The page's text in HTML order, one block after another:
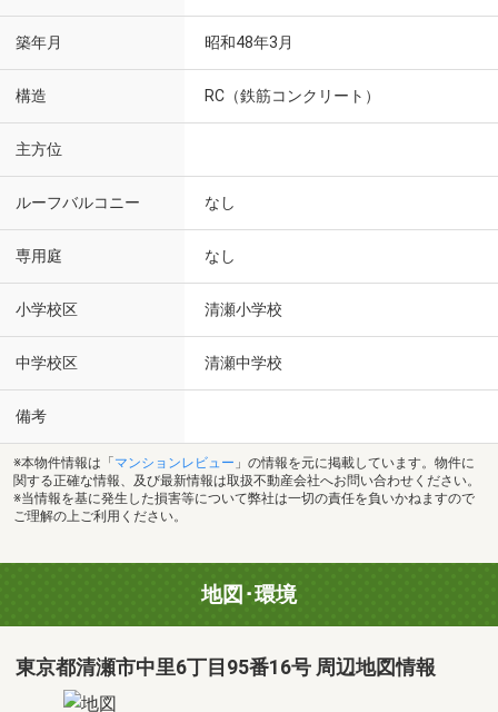
築年月 昭和48年3月
構造 RC（鉄筋コンクリート）
主方位
ルーフバルコニー なし
専用庭 なし
小学校区 清瀬小学校
中学校区 清瀬中学校
備考
※本物件情報は「 マンションレビュー 」の情報を元に掲載しています。物件に
関する正確な情報、及び最新情報は取扱不動産会社へお問い合わせください。
※当情報を基に発生した損害等について弊社は一切の責任を負いかねますので
ご理解の上ご利用ください。
地図･環境
東京都清瀬市中里6丁目95番16号 周辺地図情報